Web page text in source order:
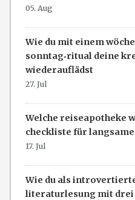
05. Aug
Wie du mit einem
sonntag‑ritual deine
wiederauflädst
27. Jul
Welche reiseapotheke
checkliste für
17. Jul
Wie du als
literaturlesung mit drei